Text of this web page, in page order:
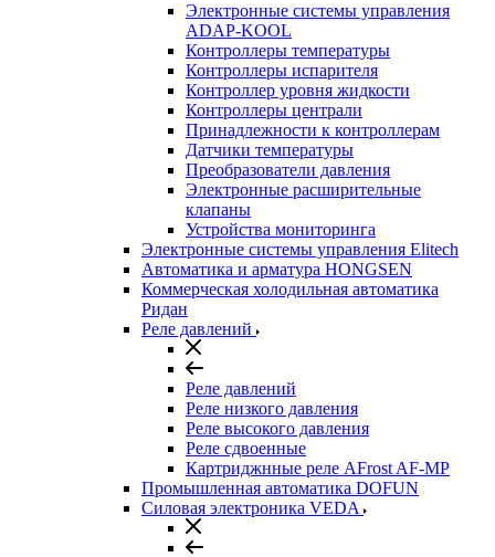
Электронные системы управления
ADAP-KOOL
Контроллеры температуры
Контроллеры испарителя
Контроллер уровня жидкости
Контроллеры централи
Принадлежности к контроллерам
Датчики температуры
Преобразователи давления
Электронные расширительные
клапаны
Устройства мониторинга
Электронные системы управления Elitech
Автоматика и арматура HONGSEN
Коммерческая холодильная автоматика
Ридан
Реле давлений
Реле давлений
Реле низкого давления
Реле высокого давления
Реле сдвоенные
Картриджнные реле AFrost AF-MP
Промышленная автоматика DOFUN
Силовая электроника VEDA